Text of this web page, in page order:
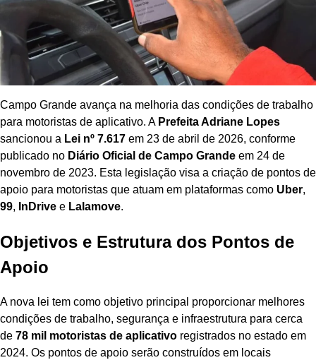
Campo Grande avança na melhoria das condições de trabalho
para motoristas de aplicativo. A Prefeita Adriane Lopes
sancionou a Lei nº 7.617 em 23 de abril de 2026, conforme
publicado no Diário Oficial de Campo Grande em 24 de
novembro de 2023. Esta legislação visa a criação de pontos de
apoio para motoristas que atuam em plataformas como Uber,
99, InDrive e Lalamove.
Objetivos e Estrutura dos Pontos de
Apoio
A nova lei tem como objetivo principal proporcionar melhores
condições de trabalho, segurança e infraestrutura para cerca
de 78 mil motoristas de aplicativo registrados no estado em
2024. Os pontos de apoio serão construídos em locais